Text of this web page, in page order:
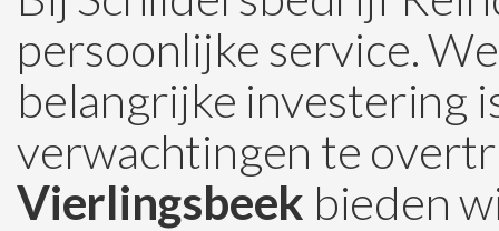
persoonlijke service.
belangrijke investering
verwachtingen te
Vierlingsbeek bieden